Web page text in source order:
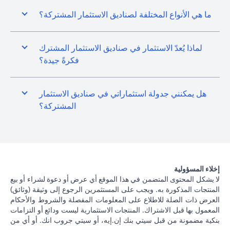
ما هي الأنواع المختلفة لصناديق الاستثمار المشتركة؟
لماذا يُعدّ الاستثمار في صناديق الاستثمار المشترك
فكرةً جيدة؟
هل يمكنني جدولة استثماراتي في صناديق الاستثمار
المشتركة؟
إخلاء المسؤولية
لا يشكل المحتوى المتضمن في هذا الموقع أي عرض أو دعوة لشراء أو بيع
المنتجات المذكورة به. ويجب على المستثمرين الرجوع إلى وثيقة (وثائق)
العرض ذات الصلة للاطلاع على المعلومات المفصلة والشروط والأحكام
المعمول بها قبل الاشتراك. المنتجات الاستثمارية ليست ودائع أو التزامات
بنكية مضمونة من قبل سيتي بنك إن.إيه، أو سيتي جروب انك. أو أي من